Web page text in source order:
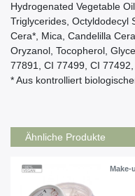
Hydrogenated Vegetable
Triglycerides, Octyldodecyl
Cera*, Mica, Candelilla
Oryzanol, Tocopherol,
77891, CI 77499, CI
* Aus kontrolliert
Ähnliche Produkte
Make-